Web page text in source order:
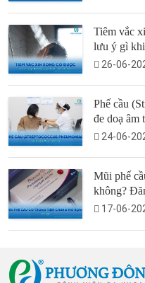
Tiêm vắc
lưu ý gì
26-06-
Phế cầu
đe doạ âm
24-06-
Mũi phế
không?
17-06-